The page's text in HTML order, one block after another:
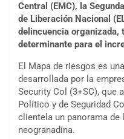
Central (EMC), la
de Liberación Nacional
delincuencia organizada,
determinante para el
El Mapa de riesgos es
desarrollada por la
Security Col (3+SC), que
Político y de Seguridad
clientela un panorama de
neogranadina.